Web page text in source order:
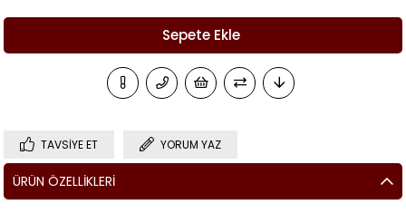
TAVSIYE ET YORUM YAZ
ÜRÜN ÖZELLIKLERI